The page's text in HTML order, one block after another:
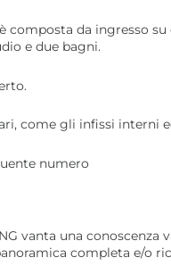
composta da ingresso
e due bagni.
come gli infissi interni
numero
vanta una
completa e/o